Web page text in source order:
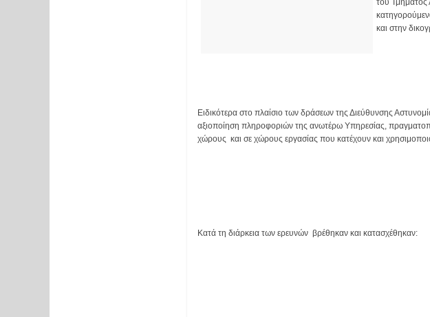
του Τμήματος
και στην
Ειδικότερα στο πλαίσιο των δράσεων της Διεύθυνσης
αξιοποίηση πληροφοριών της ανωτέρω Υπηρεσίας,
χώρους  και σε χώρους εργασίας που κατέχουν και
Κατά τη διάρκεια των ερευνών  βρέθηκαν και κατασχέθηκαν: